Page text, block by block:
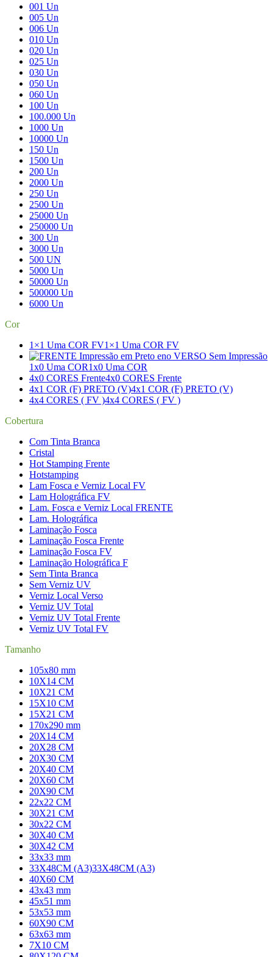
001 Un
005 Un
006 Un
010 Un
020 Un
025 Un
030 Un
050 Un
060 Un
100 Un
100.000 Un
1000 Un
10000 Un
150 Un
1500 Un
200 Un
2000 Un
250 Un
2500 Un
25000 Un
250000 Un
300 Un
3000 Un
500 UN
5000 Un
50000 Un
500000 Un
6000 Un
Cor
1×1 Uma COR FV1×1 Uma COR FV
1x0 Uma COR1x0 Uma COR
4x0 CORES Frente4x0 CORES Frente
4x1 COR (F) PRETO (V)4x1 COR (F) PRETO (V)
4x4 CORES ( FV )4x4 CORES ( FV )
Cobertura
Com Tinta Branca
Cristal
Hot Stamping Frente
Hotstamping
Lam Fosca e Verniz Local FV
Lam Holográfica FV
Lam. Fosca e Verniz Local FRENTE
Lam. Holográfica
Laminação Fosca
Laminação Fosca Frente
Laminação Fosca FV
Laminação Holográfica F
Sem Tinta Branca
Sem Verniz UV
Verniz Local Verso
Verniz UV Total
Verniz UV Total Frente
Verniz UV Total FV
Tamanho
105x80 mm
10X14 CM
10X21 CM
15X10 CM
15X21 CM
170x290 mm
20X14 CM
20X28 CM
20X30 CM
20X40 CM
20X60 CM
20X90 CM
22x22 CM
30X21 CM
30x22 CM
30X40 CM
30X42 CM
33x33 mm
33X48CM (A3)33X48CM (A3)
40X60 CM
43x43 mm
45x51 mm
53x53 mm
60X90 CM
63x63 mm
7X10 CM